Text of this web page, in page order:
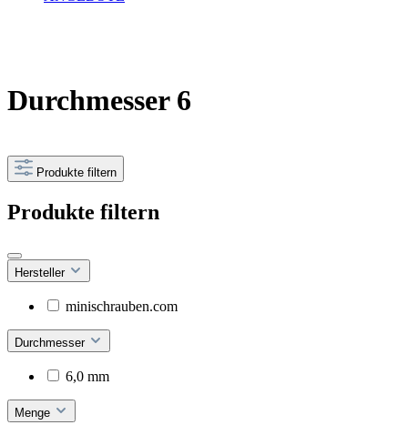
Durchmesser 6
Produkte filtern
Produkte filtern
Hersteller
minischrauben.com
Durchmesser
6,0 mm
Menge